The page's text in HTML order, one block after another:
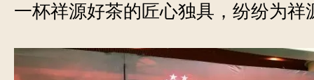
一杯祥源好茶的匠心独具，纷纷为祥